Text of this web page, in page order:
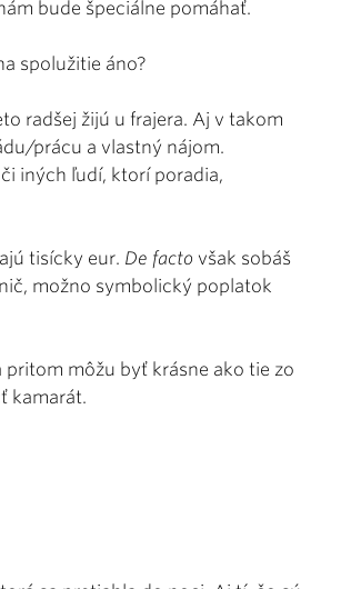
bude špeciálne pomáhať.
spolužitie áno?
radšej žijú u frajera. Aj v takom
prácu a vlastný nájom.
iných ľudí, ktorí poradia,
tisícky eur. De facto však sobáš
možno symbolický poplatok
môžu byť krásne ako tie zo
kamarát.